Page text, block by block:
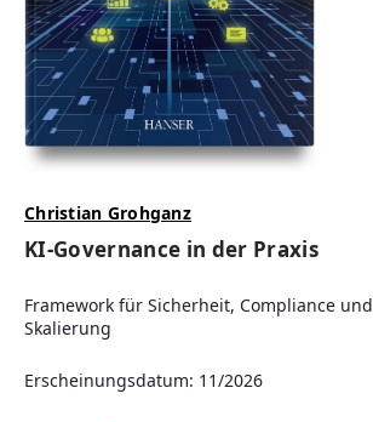
Christian Grohganz
KI-Governance in der Praxis
Framework für Sicherheit, Compliance und
Skalierung
Erscheinungsdatum: 11/2026